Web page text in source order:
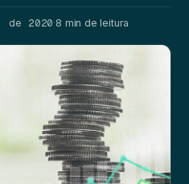
2020·8 min de leitura